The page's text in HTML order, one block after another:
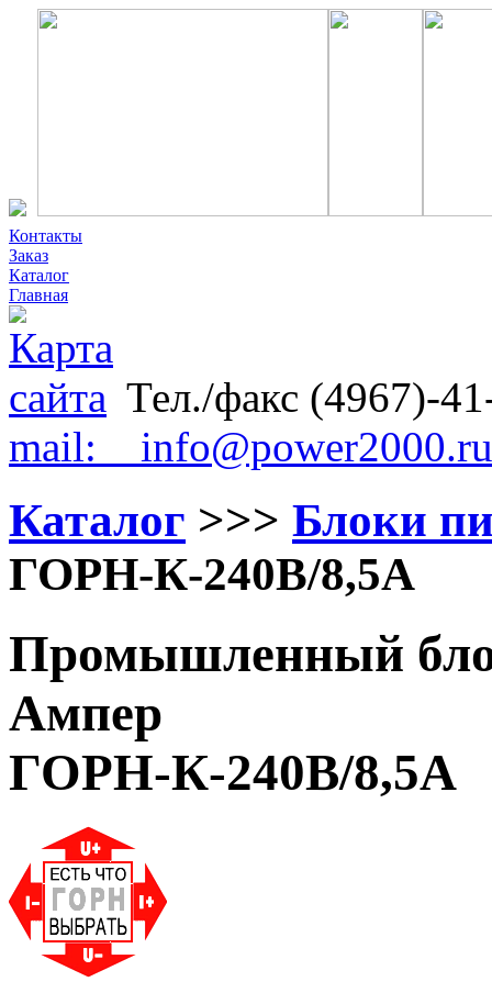
Контакты
Заказ
Каталог
Главная
Тел./факс (4967)-
mail: info@power2000.ru
Каталог >>> Блоки
ГОРН-К-240В/8,5А
Промышленный
Ампер
ГОРН-К-240В/8,5А